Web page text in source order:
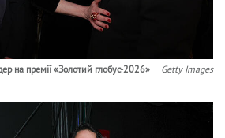
на премії «Золотий глобус-2026» Getty Images